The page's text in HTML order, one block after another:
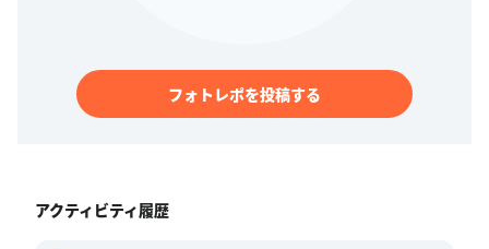
フォトレポを投稿する
アクティビティ履歴